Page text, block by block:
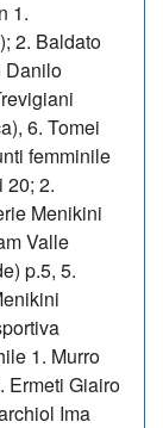
1.
2. Baldato
Danilo
6. Tomei
femminile
20; 2.
Menikini
Valle
p.5, 5.
1. Murro
Ermeti Giairo
Ima